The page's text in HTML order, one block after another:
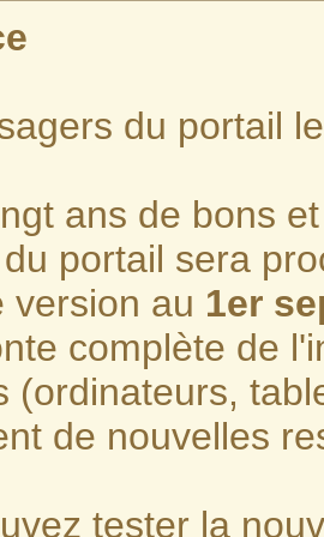
du portail
ans de bons
portail sera
version au 1er
complète de
(ordinateurs,
de nouvelles
tester la